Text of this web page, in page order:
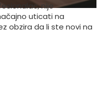
nije
uticati na
obzira da li ste novi na